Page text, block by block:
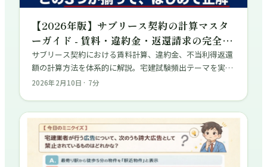
【2026年版】サブリース契約の計算マスタ
ーガイド - 賃料・違約金・返還請求の完全解
説
サブリース契約における賃料計算、違約金、不当利得返還
額の計算方法を体系的に解説。宅建試験頻出テーマを実務
視点で理解し、確定申告シーズンにも役立つ知識を身につ
2026年2月10日 · 7分